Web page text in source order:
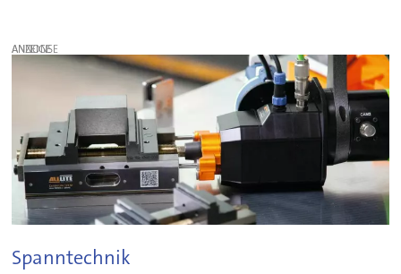
ANZEIGE
Spanntechnik